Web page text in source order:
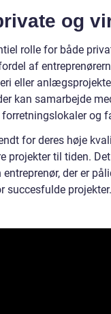
og
rolle for både
af
eller
kan samarbejde
og
for deres høje
projekter til tiden.
der er
succesfulde projekter.